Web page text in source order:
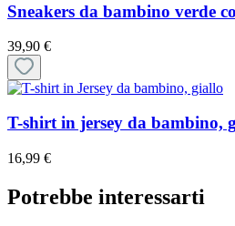
Sneakers da bambino verde
39,90 €
T-shirt in jersey da bambino,
16,99 €
Potrebbe interessarti